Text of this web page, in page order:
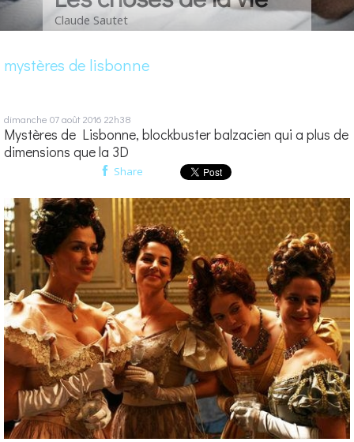
Claude Sautet
mystères de lisbonne
dimanche 07août 2016 22h38
Mystères de Lisbonne, blockbuster balzacien qui a plus de
dimensions que la 3D
Share